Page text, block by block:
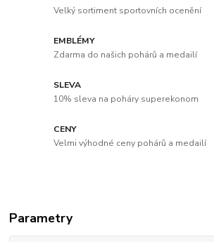
Velký sortiment sportovních ocenění
EMBLÉMY
Zdarma do našich pohárů a medailí
SLEVA
10% sleva na poháry superekonom
CENY
Velmi výhodné ceny pohárů a medailí
Parametry